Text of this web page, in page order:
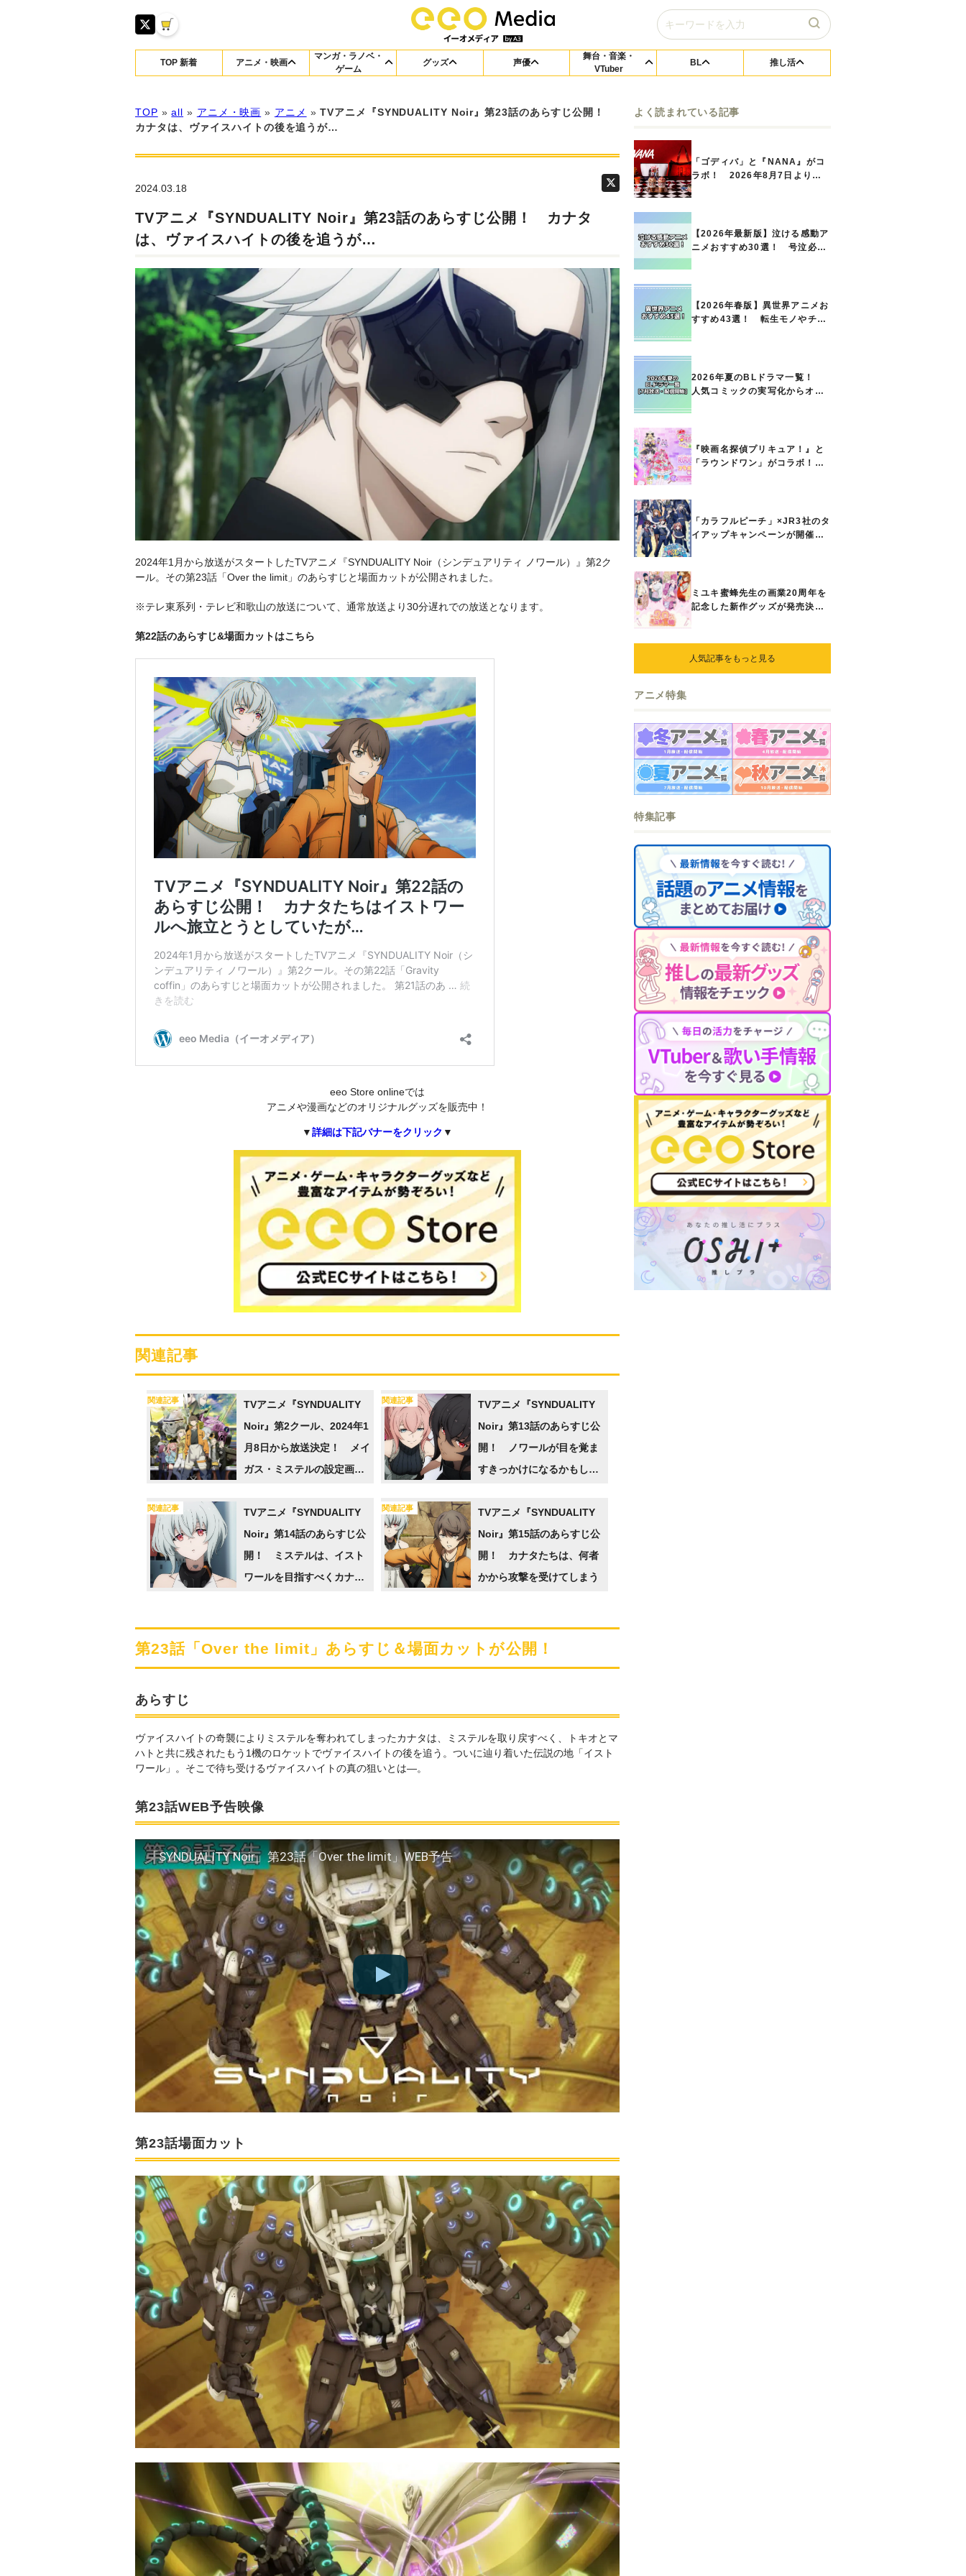
TOP 新着 アニメ・映画
マンガ・ラノベ・
ゲーム
グッズ 声優
舞台・音楽・
VTuber
BL 推し活
TOP »all » アニメ・映画 » アニメ »TVアニメ『SYNDUALITY Noir』第23話のあらすじ公開！
カナタは、ヴァイスハイトの後を追うが…
2024.03.18
TVアニメ『SYNDUALITY Noir』第23話のあらすじ公開！ カナタ
は、ヴァイスハイトの後を追うが…
2024年1月から放送がスタートしたTVアニメ『SYNDUALITY Noir（シンデュアリティ ノワール）』第2ク
ール。その第23話「Over the limit」のあらすじと場面カットが公開されました。
※テレ東系列・テレビ和歌山の放送について、通常放送より30分遅れでの放送となります。
第22話のあらすじ&場面カットはこちら
eeo Store onlineでは
アニメや漫画などのオリジナルグッズを販売中！
▼詳細は下記バナーをクリック ▼
関連記事
関連記事
TVアニメ『SYNDUALITY
Noir』第2クール、2024年1
月8日から放送決定！ メイ
ガス・ミステルの設定画も
関連記事
TVアニメ『SYNDUALITY
Noir』第13話のあらすじ公
開！ ノワールが目を覚ま
すきっかけになるかもしれ
関連記事
TVアニメ『SYNDUALITY
Noir』第14話のあらすじ公
開！ ミステルは、イスト
ワールを目指すべくカナタ
関連記事
TVアニメ『SYNDUALITY
Noir』第15話のあらすじ公
開！ カナタたちは、何者
かから攻撃を受けてしまう
第23話「Over the limit」あらすじ＆場面カットが公開！
あらすじ
ヴァイスハイトの奇襲によりミステルを奪われてしまったカナタは、ミステルを取り戻すべく、トキオとマ
ハトと共に残されたもう1機のロケットでヴァイスハイトの後を追う。ついに辿り着いた伝説の地「イスト
ワール」。そこで待ち受けるヴァイスハイトの真の狙いとは―。
第23話WEB予告映像
「SYNDUALITY Noir」第23話「Over the limit」WEB予告
第23話場面カット
よく読まれている記事
「ゴディバ」と『NANA』がコ
ラボ！ 2026年8月7日よりシ
【2026年最新版】泣ける感動ア
ニメおすすめ30選！ 号泣必須
【2026年春版】異世界アニメお
すすめ43選！ 転生モノやチー
2026年夏のBLドラマ一覧！
人気コミックの実写化からオリ
『映画名探偵プリキュア！』と
「ラウンドワン」がコラボ！
「カラフルピーチ」×JR3社のタ
イアップキャンペーンが開催決
ミユキ蜜蜂先生の画業20周年を
記念した新作グッズが発売決
ら、ときめくアイテムが登場♪
人気記事をもっと見る
アニメ特集
特集記事